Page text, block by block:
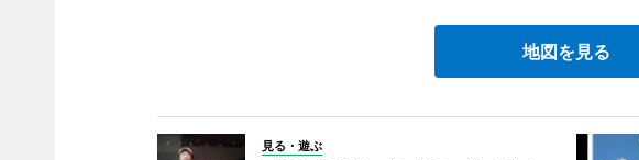
地図を見る
見る・遊ぶ